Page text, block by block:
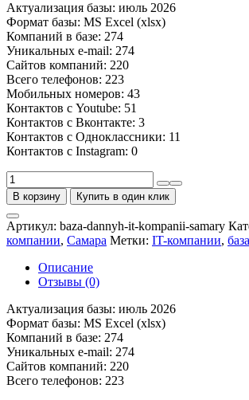
Актуализация базы: июль 2026
Формат базы: MS Excel (xlsx)
Компаний в базе: 274
Уникальных e-mail: 274
Сайтов компаний: 220
Всего телефонов: 223
Мобильных номеров: 43
Контактов с Youtube: 51
Контактов с Вконтакте: 3
Контактов с Одноклассники: 11
Контактов с Instagram: 0
Количество
товара
База
IT-
компаний
Самары
В корзину Купить в один клик
Артикул: baza-dannyh-it-kompanii-samary
компании, Самара Метки: IT-компании,
Описание
Отзывы (0)
Актуализация базы: июль 2026
Формат базы: MS Excel (xlsx)
Компаний в базе: 274
Уникальных e-mail: 274
Сайтов компаний: 220
Всего телефонов: 223